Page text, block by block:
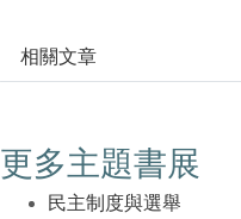
相關文章
更多主題書展
民主制度與選舉